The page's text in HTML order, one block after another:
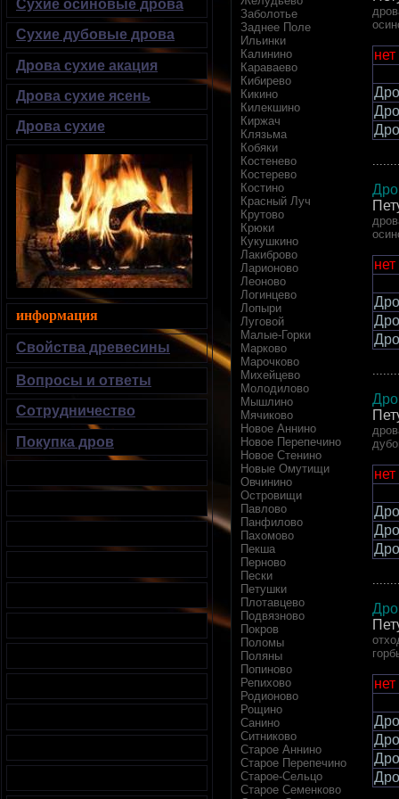
Заболотье
Заднее Поле
Ильинки
Калинино
Караваево
Кибирево
Кикино
Килекшино
Киржач
Клязьма
Кобяки
Костенево
Костерево
Костино
Красный Луч
Крутово
Крюки
Кукушкино
Лакиброво
Ларионово
Леоново
Логинцево
Лопыри
Луговой
Малые-Горки
Марково
Марочково
Михейцево
Молодилово
Мышлино
Мячиково
Новое Аннино
Новое Перепечино
Новое Стенино
Новые Омутищи
Овчинино
Островищи
Павлово
Панфилово
Пахомово
Пекша
Перново
Пески
Петушки
Плотавцево
Подвязново
Покров
Поломы
Поляны
Попиново
Репихово
Родионово
Рощино
Санино
Ситниково
Старое Аннино
Старое Перепечино
Старое-Сельцо
Старое Семенково
Сухие осиновые дрова
Сухие дубовые дрова
Дрова сухие акация
Дрова сухие ясень
Дрова сухие
информация
Свойства древесины
Вопросы и ответы
Сотрудничество
Покупка дров